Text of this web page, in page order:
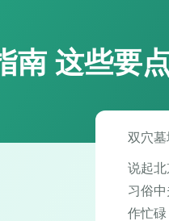
南 这些要
双穴
说起
习俗
作忙